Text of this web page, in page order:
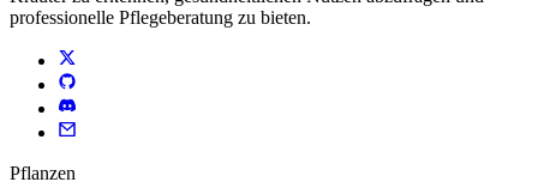
professionelle Pflegeberatung zu bieten.
Pflanzen